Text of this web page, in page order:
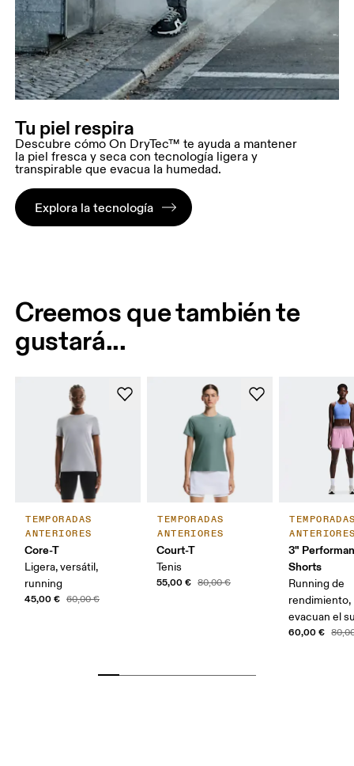
Tu piel respira
Descubre cómo On DryTec™ te ayuda a mantener
la piel fresca y seca con tecnología ligera y
transpirable que evacua la humedad.
Explora la tecnología
Creemos que también te
gustará...
TEMPORADAS
ANTERIORES
Core-T
Ligera, versátil,
running
45,00 € 60,00 €
TEMPORADAS
ANTERIORES
Court-T
Tenis
55,00 € 80,00 €
3"
Shorts
Running de
rendimiento,
evacuan el
60,00 €